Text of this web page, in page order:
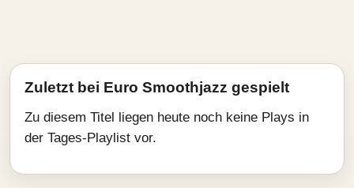
Zuletzt bei Euro Smoothjazz gespielt
Zu diesem Titel liegen heute noch keine Plays in
der Tages-Playlist vor.